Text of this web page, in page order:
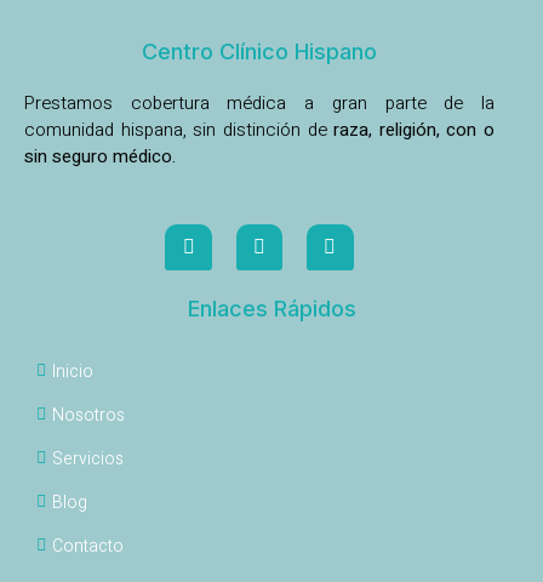
Centro Clínico Hispano
Prestamos cobertura médica a gran parte de la
comunidad hispana, sin distinción deraza, religión, con o
sin seguro médico.
Enlaces Rápidos
Inicio
Nosotros
Servicios
Blog
Contacto